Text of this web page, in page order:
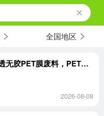
全国地区
大量求购白透无胶PET膜废料，PET膜破碎料（干净无胶的）
2026-08-08